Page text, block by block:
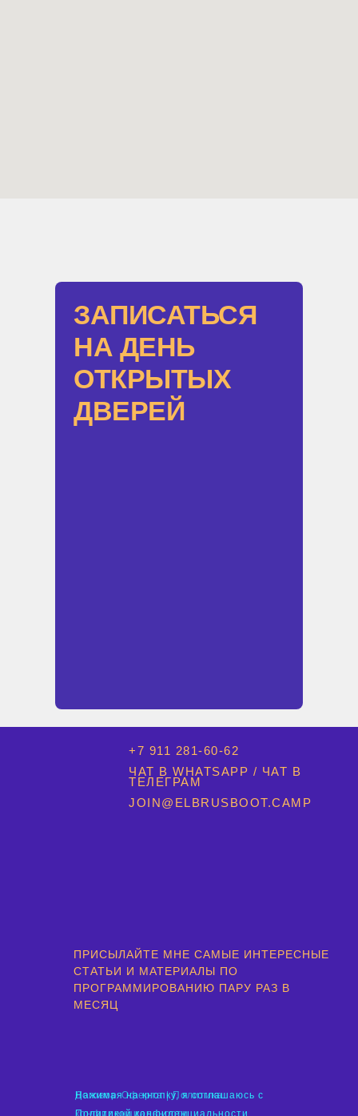
ЗАПИСАТЬСЯ
НА ДЕНЬ
ОТКРЫТЫХ
ДВЕРЕЙ
+7 911 281-60-62
ЧАТ В WHATSAPP / ЧАТ В
ТЕЛЕГРАМ
JOIN@ELBRUSBOOT.CAMP
Договор-Оферта|Политика
конфиденциальности
ПРИСЫЛАЙТЕ МНЕ САМЫЕ ИНТЕРЕСНЫЕ
СТАТЬИ И МАТЕРИАЛЫ ПО
ПРОГРАММИРОВАНИЮ ПАРУ РАЗ В
МЕСЯЦ
Нажимая на кнопку, я соглашаюсь с
Политикой конфиденциальности